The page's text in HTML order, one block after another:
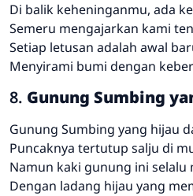
Di balik keheninganmu, ada
Semeru mengajarkan kami
Setiap letusan adalah awal
Menyirami bumi dengan
8. Gunung Sumbing
Gunung Sumbing yang hijau
Puncaknya tertutup salju di
Namun kaki gunung ini selalu
Dengan ladang hijau yang